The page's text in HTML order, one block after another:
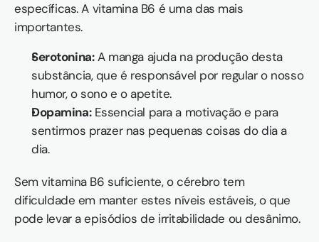
específicas. A vitamina B6 é uma das mais
importantes.
Serotonina: A manga ajuda na produção desta
substância, que é responsável por regular o nosso
humor, o sono e o apetite.
Dopamina: Essencial para a motivação e para
sentirmos prazer nas pequenas coisas do dia a
dia.
Sem vitamina B6 suficiente, o cérebro tem
dificuldade em manter estes níveis estáveis, o que
pode levar a episódios de irritabilidade ou desânimo.